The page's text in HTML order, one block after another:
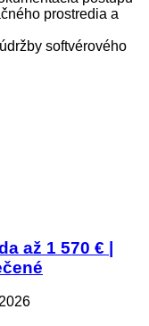
prostredia a
softvérového
až 1 570 € |